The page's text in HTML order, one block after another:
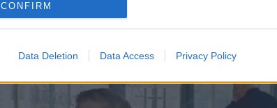
CONFIRM
Data Deletion Data Access Privacy Policy